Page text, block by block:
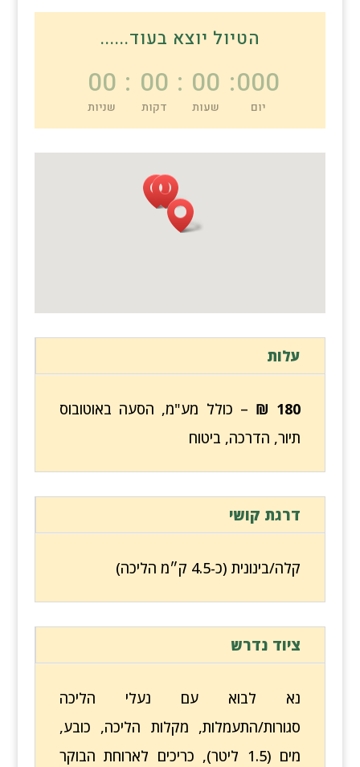
הטיול יוצא בעוד......
000
יום
:
00
שעות
:
00
דקות
:
00
שניות
עלות
180
₪
– כולל מע"מ, הסעה באוטובוס
תיור, הדרכה, ביטוח
דרגת קושי
קלה/בינונית (כ-4.5 ק״מ הליכה)
ציוד נדרש
נא לבוא עם נעלי הליכה
סגורות/התעמלות, מקלות הליכה, כובע,
מים (1.5 ליטר), כריכים לארוחת הבוקר